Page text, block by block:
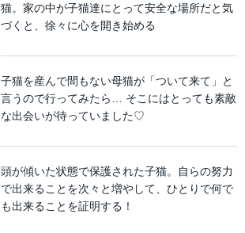
猫。家の中が子猫達にとって安全な場所だと気
づくと、徐々に心を開き始める
子猫を産んで間もない母猫が「ついて来て」と
言うので行ってみたら… そこにはとっても素敵
な出会いが待っていました♡
頭が傾いた状態で保護された子猫。自らの努力
で出来ることを次々と増やして、ひとりで何で
も出来ることを証明する！